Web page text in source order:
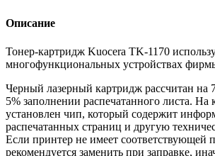
Описание
Тонер-картридж Kuocera TK-1170
многофункциональных устройствах
Черный лазерный картридж рассчитан на
5% заполнении распечатанного листа. На
установлен чип, который содержит
распечатанных страниц и другую
Если принтер не имеет соответствующей
рекомендуется заменить при заправке,